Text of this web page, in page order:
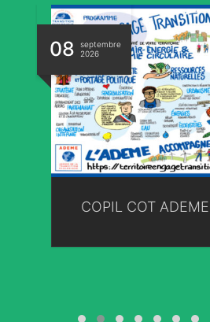
08
septembre
2026
COPIL COT ADEME